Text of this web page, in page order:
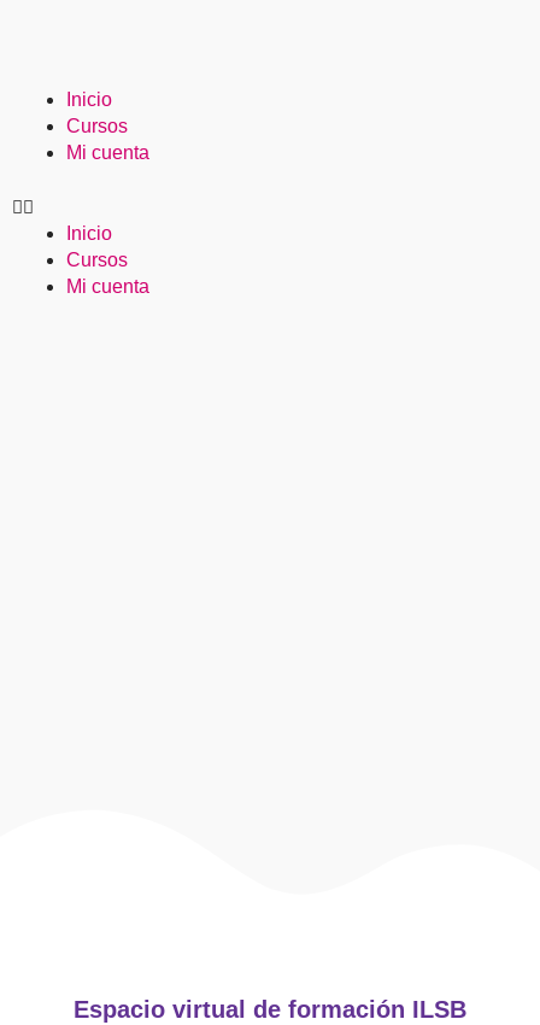
Inicio
Cursos
Mi cuenta
Inicio
Cursos
Mi cuenta
Espacio virtual de formación ILSB